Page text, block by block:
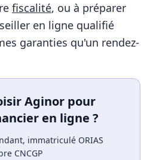
fiscalité, ou à préparer
en ligne qualifié
garanties qu'un rendez-
Aginor pour
en ligne ?
immatriculé ORIAS
CNCGP